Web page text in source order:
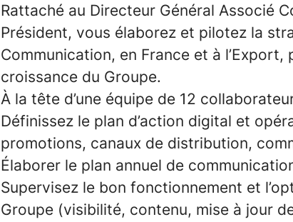
Rattaché au Directeur Général Associé
Président, vous élaborez et pilotez la
Communication, en France et à
croissance du Groupe.
À la tête d’une équipe de 12
Définissez le plan d’action digital et
promotions, canaux de distribution,
Élaborer le plan annuel de
Supervisez le bon fonctionnement et
Groupe (visibilité, contenu, mise à jour